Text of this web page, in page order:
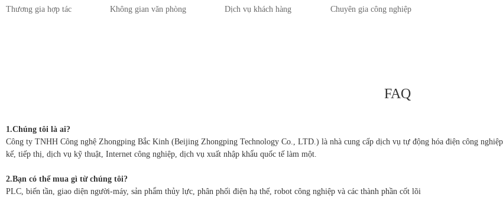
Thương gia hợp tác Không gian văn phòng Dịch vụ khách hàng Chuyên gia công nghiệp
FAQ
1.Chúng tôi là ai?
Công ty TNHH Công nghệ Zhongping Bắc Kinh (Beijing Zhongping Technology Co., LTD.) là nhà cung cấp dịch vụ tự động hóa điện công
kế, tiếp thị, dịch vụ kỹ thuật, Internet công nghiệp, dịch vụ xuất nhập khẩu quốc tế làm một.
2.Bạn có thể mua gì từ chúng tôi?
PLC, biến tần, giao diện người-máy, sản phẩm thủy lực, phân phối điện hạ thế, robot công nghiệp và các thành phần cốt lõi